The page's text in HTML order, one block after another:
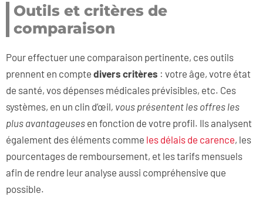
Outils et critères de
comparaison
Pour effectuer une comparaison pertinente, ces outils
prennent en compte divers critères : votre âge, votre état
de santé, vos dépenses médicales prévisibles, etc. Ces
systèmes, en un clin d’œil, vous présentent les offres les
plus avantageuses en fonction de votre profil. Ils analysent
également des éléments comme les délais de carence, les
pourcentages de remboursement, et les tarifs mensuels
afin de rendre leur analyse aussi compréhensive que
possible.